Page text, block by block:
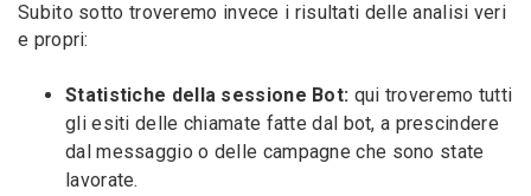
Subito sotto troveremo invece i risultati delle analisi veri
e propri:
Statistiche della sessione Bot: qui troveremo tutti
gli esiti delle chiamate fatte dal bot, a prescindere
dal messaggio o delle campagne che sono state
lavorate.